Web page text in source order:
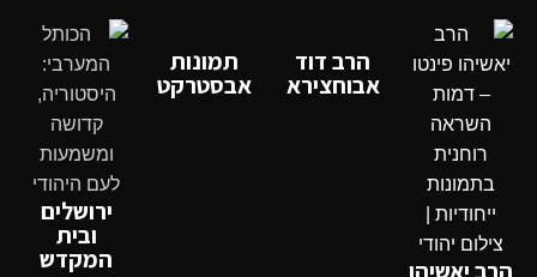
הרב יאשיהו
הרב דוד
אבוחצירא
תמונות
אבסטרקט
ירושלים
ובית
המקדש